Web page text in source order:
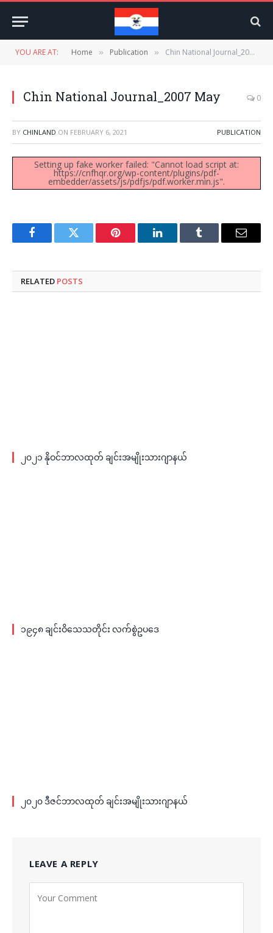
YOU ARE AT: Home » Publication » Chin National Journal_2007 May
Chin National Journal_2007 May 0
BY CHINLAND ON FEBRUARY 6, 2021 PUBLICATION
Setting up fake worker failed: "Cannot load script at:
https://cnfhqr.org/wp-content/plugins/pdf-
embedder/assets/js/pdfjs/pdf.worker.min.js".
FacebookTwitter Pinterest LinkedInTumblr Email
RELATED POSTS
၂၀၂၁ နိုဝင်ဘာလထုတ် ချင်းအမျိုးသားဂျာနယ်
၁၉၄၈ ချင်းဝိသေသတိုင်း လက်စွဲဥပဒေ
၂၀၂၀ ဒီဇင်ဘာလထုတ် ချင်းအမျိုးသားဂျာနယ်
LEAVE A REPLY